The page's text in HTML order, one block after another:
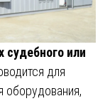
судебного или
для
оборудования,